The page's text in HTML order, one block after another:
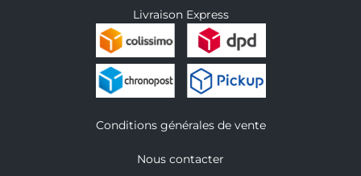
Livraison Express
Conditions générales de vente
Nous contacter